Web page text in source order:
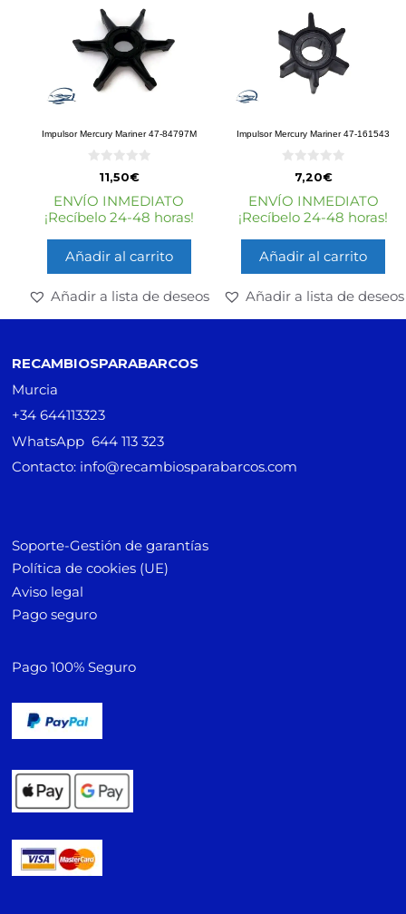
Impulsor Mercury Mariner 47-84797M
e
5
11,50€
ENVÍO INMEDIATO
¡Recíbelo 24-48 horas!
Añadir al carrito
Añadir a lista de deseos
Impulsor Mercury Mariner 47-161543
e
5
7,20€
ENVÍO INMEDIATO
¡Recíbelo 24-48 horas!
Añadir al carrito
Añadir a lista de deseos
RECAMBIOSPARABARCOS
Murcia
+34 644113323
WhatsApp 644 113 323
Contacto: info@recambiosparabarcos.com
Soporte-Gestión de garantías
Política de cookies (UE)
Aviso legal
Pago seguro
Pago 100% Seguro